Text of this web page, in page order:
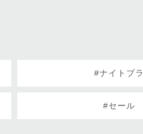
#ナイトブラ
#セール